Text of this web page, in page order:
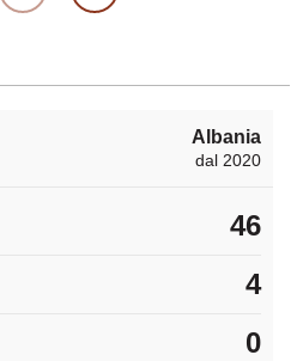
Albania
dal 2020
46
4
0